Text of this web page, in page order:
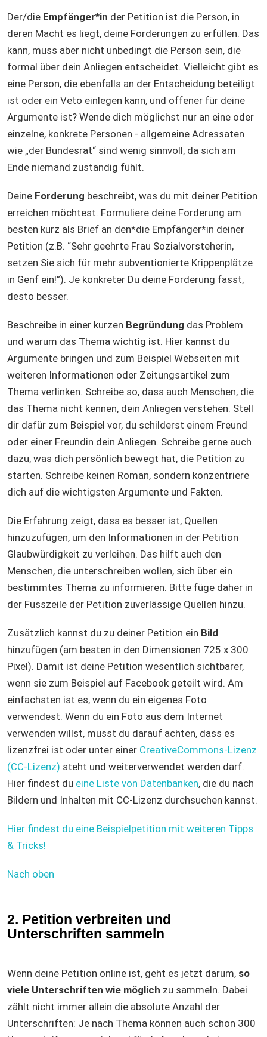
Der/die Empfänger*in der Petition ist die Person, in
deren Macht es liegt, deine Forderungen zu erfüllen. Das
kann, muss aber nicht unbedingt die Person sein, die
formal über dein Anliegen entscheidet. Vielleicht gibt es
eine Person, die ebenfalls an der Entscheidung beteiligt
ist oder ein Veto einlegen kann, und offener für deine
Argumente ist? Wende dich möglichst nur an eine oder
einzelne, konkrete Personen - allgemeine Adressaten
wie „der Bundesrat“ sind wenig sinnvoll, da sich am
Ende niemand zuständig fühlt.
Deine Forderung beschreibt, was du mit deiner Petition
erreichen möchtest. Formuliere deine Forderung am
besten kurz als Brief an den*die Empfänger*in deiner
Petition (z.B. “Sehr geehrte Frau Sozialvorsteherin,
setzen Sie sich für mehr subventionierte Krippenplätze
in Genf ein!”). Je konkreter Du deine Forderung fasst,
desto besser.
Beschreibe in einer kurzen Begründung das Problem
und warum das Thema wichtig ist. Hier kannst du
Argumente bringen und zum Beispiel Webseiten mit
weiteren Informationen oder Zeitungsartikel zum
Thema verlinken. Schreibe so, dass auch Menschen, die
das Thema nicht kennen, dein Anliegen verstehen. Stell
dir dafür zum Beispiel vor, du schilderst einem Freund
oder einer Freundin dein Anliegen. Schreibe gerne auch
dazu, was dich persönlich bewegt hat, die Petition zu
starten. Schreibe keinen Roman, sondern konzentriere
dich auf die wichtigsten Argumente und Fakten.
Die Erfahrung zeigt, dass es besser ist, Quellen
hinzuzufügen, um den Informationen in der Petition
Glaubwürdigkeit zu verleihen. Das hilft auch den
Menschen, die unterschreiben wollen, sich über ein
bestimmtes Thema zu informieren. Bitte füge daher in
der Fusszeile der Petition zuverlässige Quellen hinzu.
Zusätzlich kannst du zu deiner Petition ein Bild
hinzufügen (am besten in den Dimensionen 725 x 300
Pixel). Damit ist deine Petition wesentlich sichtbarer,
wenn sie zum Beispiel auf Facebook geteilt wird. Am
einfachsten ist es, wenn du ein eigenes Foto
verwendest. Wenn du ein Foto aus dem Internet
verwenden willst, musst du darauf achten, dass es
lizenzfrei ist oder unter einer CreativeCommons-Lizenz
(CC-Lizenz) steht und weiterverwendet werden darf.
Hier findest du eine Liste von Datenbanken, die du nach
Bildern und Inhalten mit CC-Lizenz durchsuchen kannst.
Hier findest du eine Beispielpetition mit weiteren Tipps
& Tricks!
Nach oben
2. Petition verbreiten und
Unterschriften sammeln
Wenn deine Petition online ist, geht es jetzt darum, so
viele Unterschriften wie möglich zu sammeln. Dabei
zählt nicht immer allein die absolute Anzahl der
Unterschriften: Je nach Thema können auch schon 300